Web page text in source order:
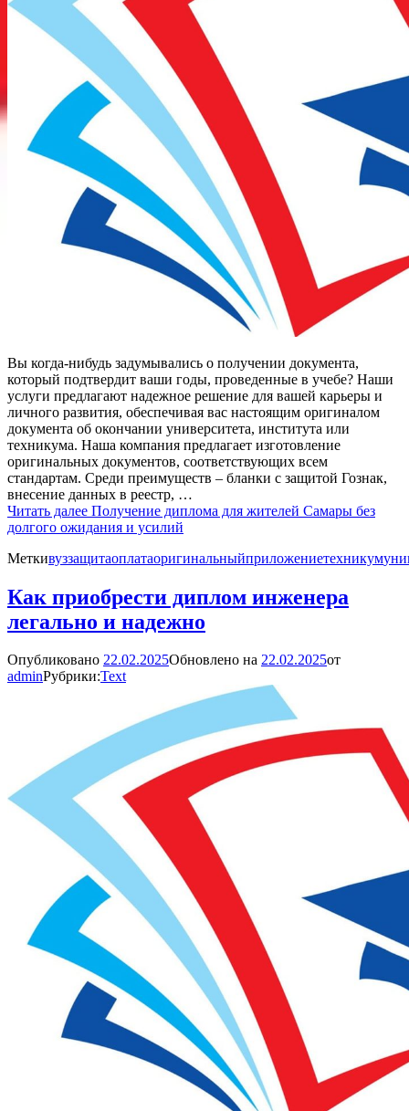
Вы когда-нибудь задумывались о получении документа,
который подтвердит ваши годы, проведенные в учебе? Наши
услуги предлагают надежное решение для вашей карьеры и
личного развития, обеспечивая вас настоящим оригиналом
документа об окончании университета, института или
техникума. Наша компания предлагает изготовление
оригинальных документов, соответствующих всем
стандартам. Среди преимуществ – бланки с защитой Гознак,
внесение данных в реестр, …
Читать далее Получение диплома для жителей Самары без
долгого ожидания и усилий
Меткивуззащитаоплатаоригинальныйприложениетехникум
Как приобрести диплом инженера
легально и надежно
Опубликовано 22.02.2025Обновлено на 22.02.2025от
adminРубрики:Text